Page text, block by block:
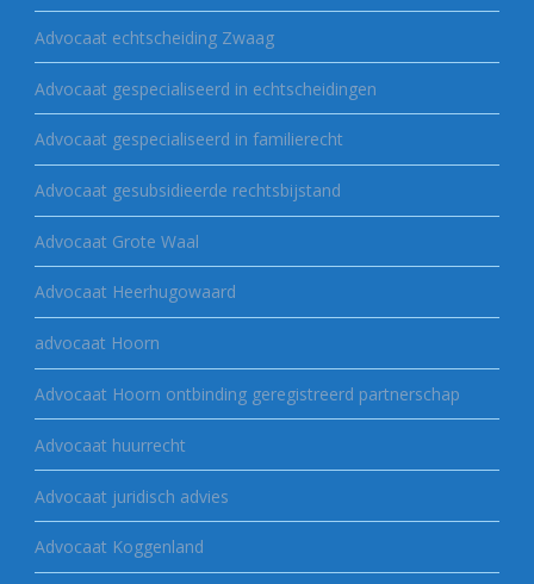
Advocaat echtscheiding Zwaag
Advocaat gespecialiseerd in echtscheidingen
Advocaat gespecialiseerd in familierecht
Advocaat gesubsidieerde rechtsbijstand
Advocaat Grote Waal
Advocaat Heerhugowaard
advocaat Hoorn
Advocaat Hoorn ontbinding geregistreerd partnerschap
Advocaat huurrecht
Advocaat juridisch advies
Advocaat Koggenland